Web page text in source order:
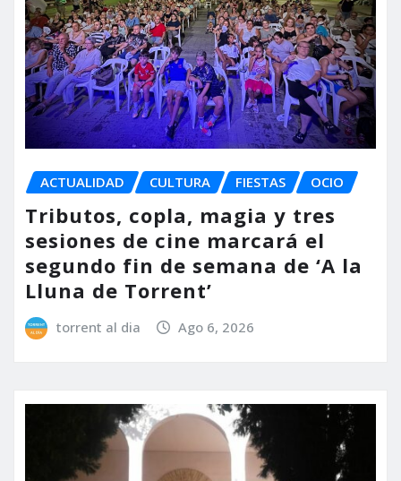
ACTUALIDAD CULTURA FIESTAS OCIO
Tributos, copla, magia y tres
sesiones de cine marcará el
segundo fin de semana de ‘A la
Lluna de Torrent’
torrent al dia Ago 6, 2026